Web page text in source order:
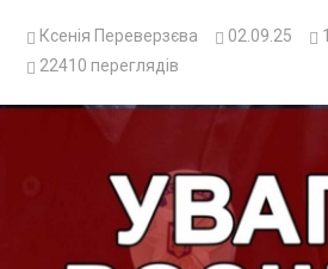
Ксенія Переверзєва 02.09.25 1
22410 переглядів